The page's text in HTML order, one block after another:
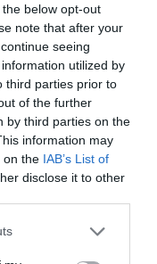
below opt-out
note that after your
seeing
utilized by
third parties prior to
of the further
by third parties on the
information may
on the IAB’s List of
disclose it to other
fi aur”. Data
David Popovici
să o iei de la
lumea, poți